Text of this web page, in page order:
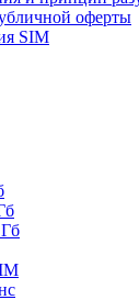
оферты
SIM